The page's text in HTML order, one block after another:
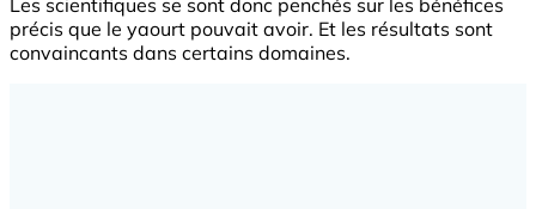
Les scientifiques se sont donc penchés sur les bénéfices
précis que le yaourt pouvait avoir. Et les résultats sont
convaincants dans certains domaines.